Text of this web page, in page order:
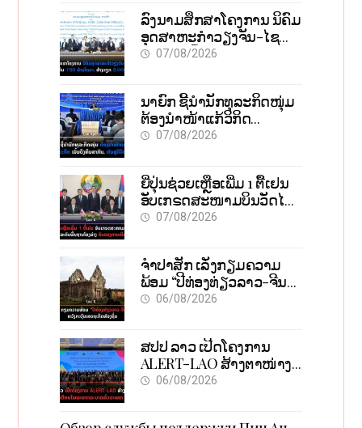
ລົງນາມສຶກສາໂຄງການ ນິຄົມ
ອຸດສາຫະກຳວຽງຈັນ-ໄຊ
ທານີ ຕັ້ງເປົ້າດຶງທຶນ 150 ລ້ານ
07/08/2026
ນາຍົກ ຊີ້ນຳນັກທຸລະກິດໜຸ່ມ
ຕ້ອງນຳໜ້າແກ້ວິກິດ
ເສດຖະກິດ ເນັ້ນດຶງທຶນ
07/08/2026
ຍີ່ປຸ່ນຊ່ວຍເຫຼືອເພີ່ມ 1 ຕື້ເຢນ
ອັບເກຣດສະໜາມບິນວັດໄຕ
ຮັບຮອງການເຕີບໂຕ
07/08/2026
ຈຳປາສັກ ເລັ່ງກຽມຄວາມ
ພ້ອມ “ປີທ່ອງທ່ຽວລາວ-ຈີນ
2027” ຫວັງກະຕຸ້ນເສດຖະກິດ
06/08/2026
ສປປ ລາວ ເປີດໂຄງການ
ALERT-LAO ສ້າງຕາໜ່າງ
ເຕືອນໄພພະຍາດລະບາດທົ່ວ
06/08/2026